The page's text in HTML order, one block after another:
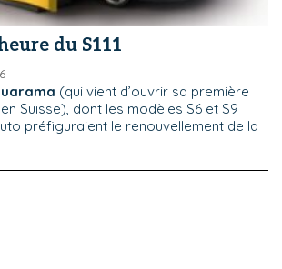
du S111
(qui vient d’ouvrir sa première
Suisse), dont les modèles S6 et S9
préfiguraient le renouvellement de la